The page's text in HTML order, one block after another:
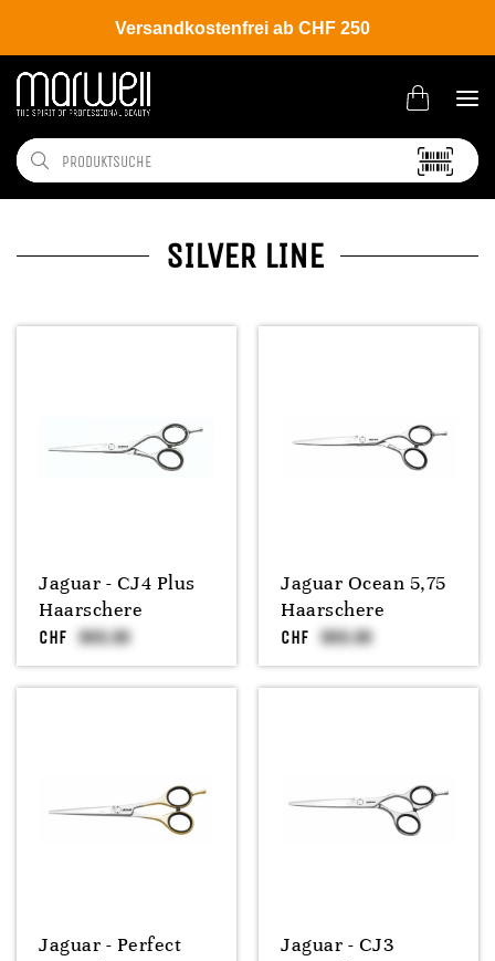
Versandkostenfrei ab CHF 250
SILVER LINE
Jaguar - CJ4 Plus
Haarschere
CHF
Jaguar Ocean 5,75
Haarschere
CHF
Jaguar - Perfect
Jaguar - CJ3